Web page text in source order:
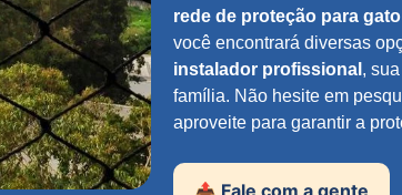
rede de proteção para gato
você encontrará diversas
instalador profissional ,
família. Não hesite em
aproveite para garantir a
📤 Fale com a gente